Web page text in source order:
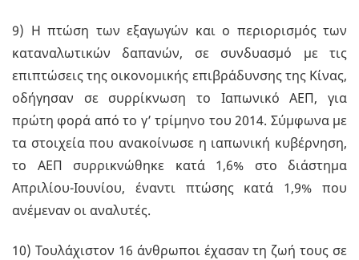
9) Η πτώση των εξαγωγών και ο περιορισμός των
καταναλωτικών δαπανών, σε συνδυασμό με τις
επιπτώσεις της οικονομικής επιβράδυνσης της Κίνας,
οδήγησαν σε συρρίκνωση το Ιαπωνικό ΑΕΠ, για
πρώτη φορά από το γ’ τρίμηνο του 2014. Σύμφωνα με
τα στοιχεία που ανακοίνωσε η ιαπωνική κυβέρνηση,
το ΑΕΠ συρρικνώθηκε κατά 1,6% στο διάστημα
Απριλίου-Ιουνίου, έναντι πτώσης κατά 1,9% που
ανέμεναν οι αναλυτές.
10) Τουλάχιστον 16 άνθρωποι έχασαν τη ζωή τους σε